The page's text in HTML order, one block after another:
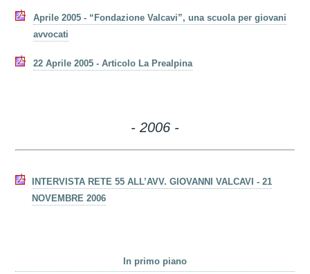
Aprile 2005 - “Fondazione Valcavi”, una scuola per giovani
avvocati
22 Aprile 2005 - Articolo La Prealpina
- 2006 -
INTERVISTA RETE 55 ALL’AVV. GIOVANNI VALCAVI - 21
NOVEMBRE 2006
In primo piano